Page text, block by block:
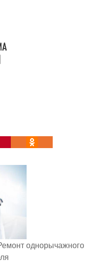
однорычажного